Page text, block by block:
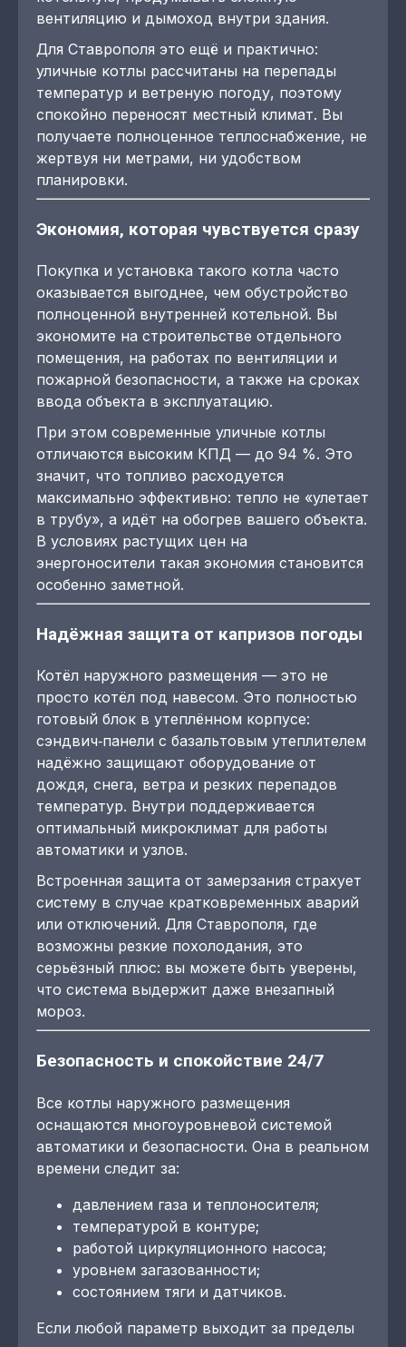
вентиляцию и дымоход внутри здания.
Для Ставрополя это ещё и практично:
уличные котлы рассчитаны на перепады
температур и ветреную погоду, поэтому
спокойно переносят местный климат. Вы
получаете полноценное теплоснабжение, не
жертвуя ни метрами, ни удобством
планировки.
Экономия, которая чувствуется сразу
Покупка и установка такого котла часто
оказывается выгоднее, чем обустройство
полноценной внутренней котельной. Вы
экономите на строительстве отдельного
помещения, на работах по вентиляции и
пожарной безопасности, а также на сроках
ввода объекта в эксплуатацию.
При этом современные уличные котлы
отличаются высоким КПД — до 94 %. Это
значит, что топливо расходуется
максимально эффективно: тепло не «улетает
в трубу», а идёт на обогрев вашего объекта.
В условиях растущих цен на
энергоносители такая экономия становится
особенно заметной.
Надёжная защита от капризов погоды
Котёл наружного размещения — это не
просто котёл под навесом. Это полностью
готовый блок в утеплённом корпусе:
сэндвич‑панели с базальтовым утеплителем
надёжно защищают оборудование от
дождя, снега, ветра и резких перепадов
температур. Внутри поддерживается
оптимальный микроклимат для работы
автоматики и узлов.
Встроенная защита от замерзания страхует
систему в случае кратковременных аварий
или отключений. Для Ставрополя, где
возможны резкие похолодания, это
серьёзный плюс: вы можете быть уверены,
что система выдержит даже внезапный
мороз.
Безопасность и спокойствие 24/7
Все котлы наружного размещения
оснащаются многоуровневой системой
автоматики и безопасности. Она в реальном
времени следит за:
давлением газа и теплоносителя;
температурой в контуре;
работой циркуляционного насоса;
уровнем загазованности;
состоянием тяги и датчиков.
Если любой параметр выходит за пределы